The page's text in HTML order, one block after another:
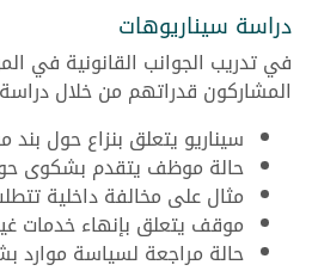
دراسة سيناريوهات
في تدريب الجوانب القانونية في
المشاركون قدراتهم من خلال دراسة
سيناريو يتعلق بنزاع حول
حالة موظف يتقدم بشكوى
مثال على مخالفة داخلية
موقف يتعلق بإنهاء خدمات
حالة مراجعة لسياسة موارد